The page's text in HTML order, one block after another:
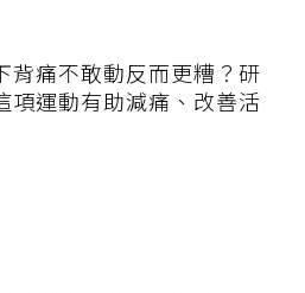
背痛不敢動反而更糟？研
項運動有助減痛、改善活